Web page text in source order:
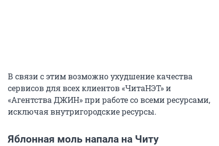
В связи с этим возможно ухудшение качества
сервисов для всех клиентов «ЧитаНЭТ» и
«Агентства ДЖИН» при работе со всеми ресурсами,
исключая внутригородские ресурсы.
Яблонная моль напала на Читу